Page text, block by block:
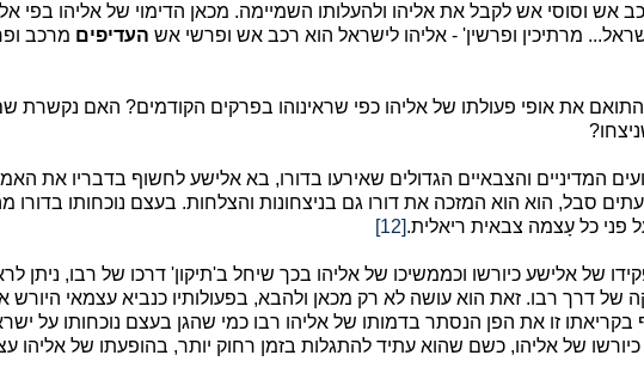
אש וסוסי אש לקבל את אליהו ולהעלותו השמיימה. מכאן הדימוי של אליהו בפי
מרתיכין ופרשין' - אליהו לישראל הוא רכב אש ופרשי אש העדיפים מרכב
התואם את אופי פעולתו של אליהו כפי שראינוהו בפרקים הקודמים? האם נקשרת
המדיניים והצבאיים הגדולים שאירעו בדורו, בא אלישע לחשוף בדבריו את
סבל, הוא הוא המזכה את דורו גם בניצחונות והצלחות. בעצם נוכחותו בדורו
פני כל עָצמה צבאית ריאלית.[12]
של אלישע כיורשו וכממשיכו של אליהו בכך שיחל ב'תיקון' דרכו של רבו, ניתן
דרך רבו. זאת הוא עושה לא רק מכאן ולהבא, בפעולותיו כנביא עצמאי היורש
זו את הפן הנסתר בדמותו של אליהו רבו כמי שהגן בעצם נוכחותו על
של אליהו, כשם שהוא עתיד להתגלות בזמן רחוק יותר, בהופעתו של אליהו